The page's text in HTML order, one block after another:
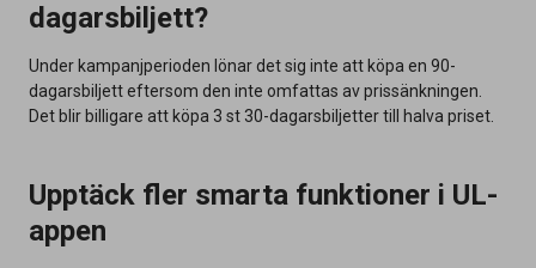
dagarsbiljett?
Under kampanjperioden lönar det sig inte att köpa en 90-
dagarsbiljett eftersom den inte omfattas av prissänkningen.
Det blir billigare att köpa 3 st 30-dagarsbiljetter till halva priset.
Upptäck fler smarta funktioner i UL-
appen